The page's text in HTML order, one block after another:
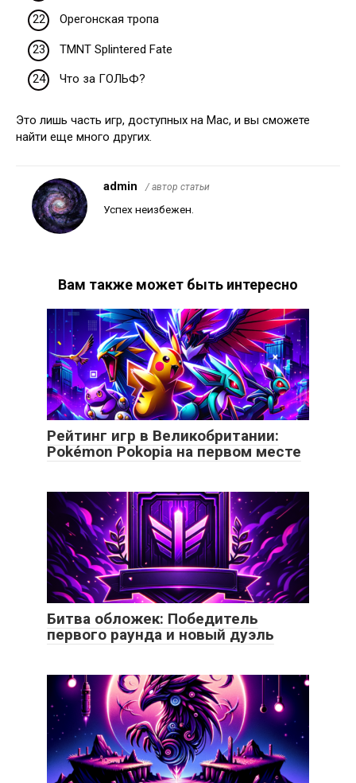
Орегонская тропа
TMNT Splintered Fate
Что за ГОЛЬФ?
Это лишь часть игр, доступных на Mac, и вы сможете
найти еще много других.
admin / автор статьи
Успех неизбежен.
Вам также может быть интересно
Рейтинг игр в Великобритании:
Pokémon Pokopia на первом месте
Битва обложек: Победитель
первого раунда и новый дуэль